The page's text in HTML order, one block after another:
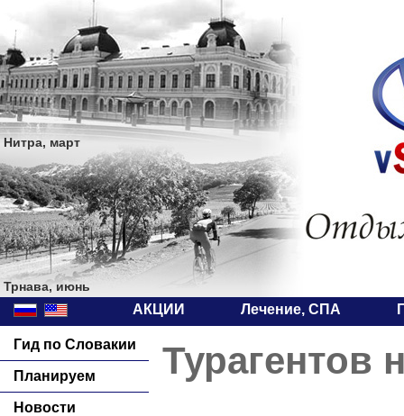
Нитра, март
Трнава, июнь
АКЦИИ Лечение, СПА
Гид по Словакии
Планируем
Новости
Турагентов